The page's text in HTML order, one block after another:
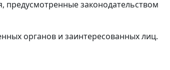
законодательством
органов и заинтересованных лиц.